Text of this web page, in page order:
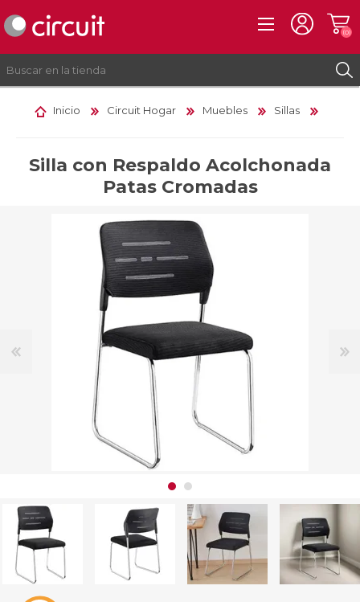
INICIAR SESIÓN
(0)
Inicio Circuit Hogar Muebles Sillas
Silla con Respaldo Acolchonada
Patas Cromadas